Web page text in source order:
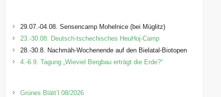
29.07.-04.08. Sensencamp Mohelnice (bei Müglitz)
23.-30.08. Deutsch-tschechisches HeuHoj-Camp
28.-30.8. Nachmäh-Wochenende auf den Bielatal-Biotopen
4.-6.9. Tagung „Wieviel Bergbau erträgt die Erde?“
Grünes Blätt’l 08/2026